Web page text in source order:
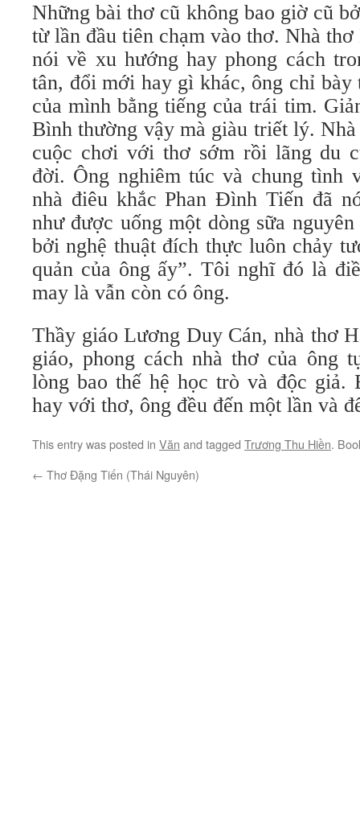
Những bài thơ cũ không bao giờ cũ
từ lần đầu tiên chạm vào thơ. Nhà
nói về xu hướng hay phong cách
tân, đổi mới hay gì khác, ông chỉ bày
của mình bằng tiếng của trái tim.
Bình thường vậy mà giàu triết lý.
cuộc chơi với thơ sớm rồi lãng du
đời. Ông nghiêm túc và chung
nhà điêu khắc Phan Đình Tiến đã
như được uống một dòng sữa
bởi nghệ thuật đích thực luôn chảy
quản của ông ấy”. Tôi nghĩ đó là
may là vẫn còn có ông.
Thầy giáo Lương Duy Cán, nhà thơ
giáo, phong cách nhà thơ của ông
lòng bao thế hệ học trò và độc giả.
hay với thơ, ông đều đến một lần và
This entry was posted in Văn and tagged Trương Thu Hiền.
← Thơ Đặng Tiến (Thái Nguyên)